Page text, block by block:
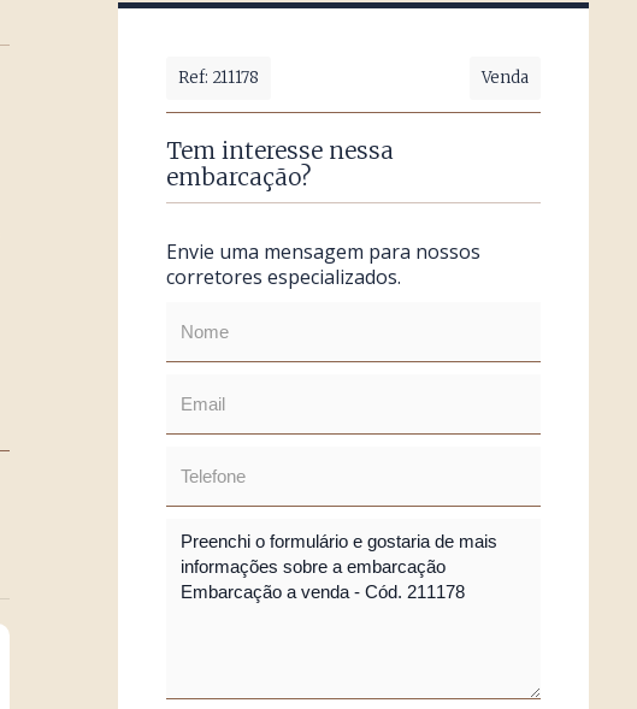
Ref: 211178 Venda
Tem interesse nessa
embarcação?
Envie uma mensagem para nossos
corretores especializados.